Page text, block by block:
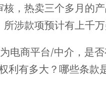
核，热卖三个多月的
涉款项预计有上千万
电商平台/中介，是
利有多大？哪些条